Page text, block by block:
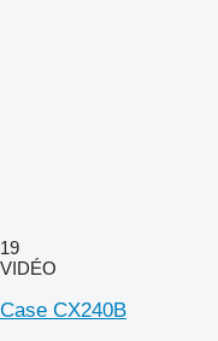
19
VIDÉO
Case CX240B